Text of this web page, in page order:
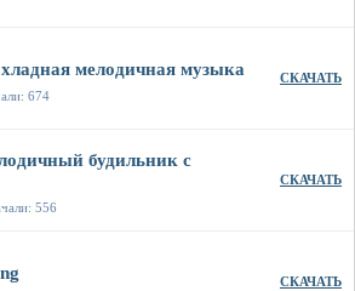
мелодичная музыка
674
СКАЧАТЬ
будильник с
556
СКАЧАТЬ
СКАЧАТЬ